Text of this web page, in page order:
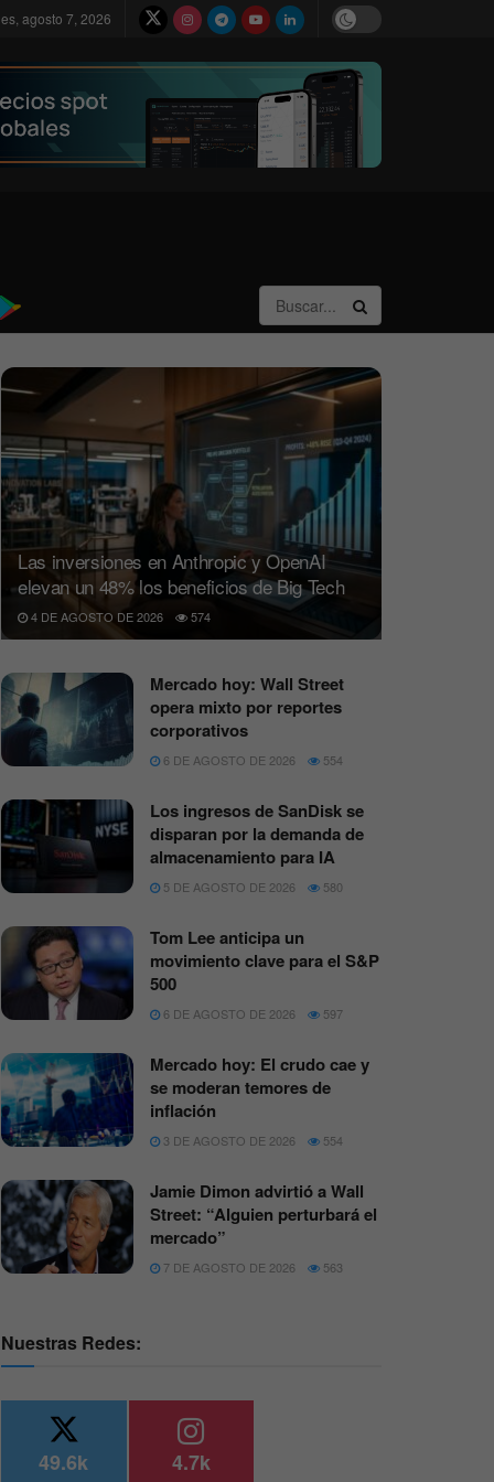
agosto 7, 2026
Las inversiones en Anthropic y OpenAI
elevan un 48% los beneficios de Big Tech
4 DE AGOSTO DE 2026 574
Mercado hoy: Wall Street
opera mixto por reportes
corporativos
6 DE AGOSTO DE 2026 554
Los ingresos de SanDisk se
disparan por la demanda de
almacenamiento para IA
5 DE AGOSTO DE 2026 580
Tom Lee anticipa un
movimiento clave para el S&P
500
6 DE AGOSTO DE 2026 597
Mercado hoy: El crudo cae y
se moderan temores de
inflación
3 DE AGOSTO DE 2026 554
Jamie Dimon advirtió a Wall
Street: “Alguien perturbará el
mercado”
7 DE AGOSTO DE 2026 563
Nuestras Redes:
49.6k 4.7k